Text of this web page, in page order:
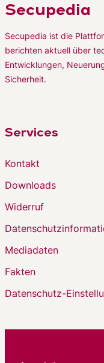
Secupedia
Secupedia ist die
berichten aktuell über
Entwicklungen,
Sicherheit.
Services
Kontakt
Downloads
Widerruf
Mediadaten
Fakten
Datenschutz-